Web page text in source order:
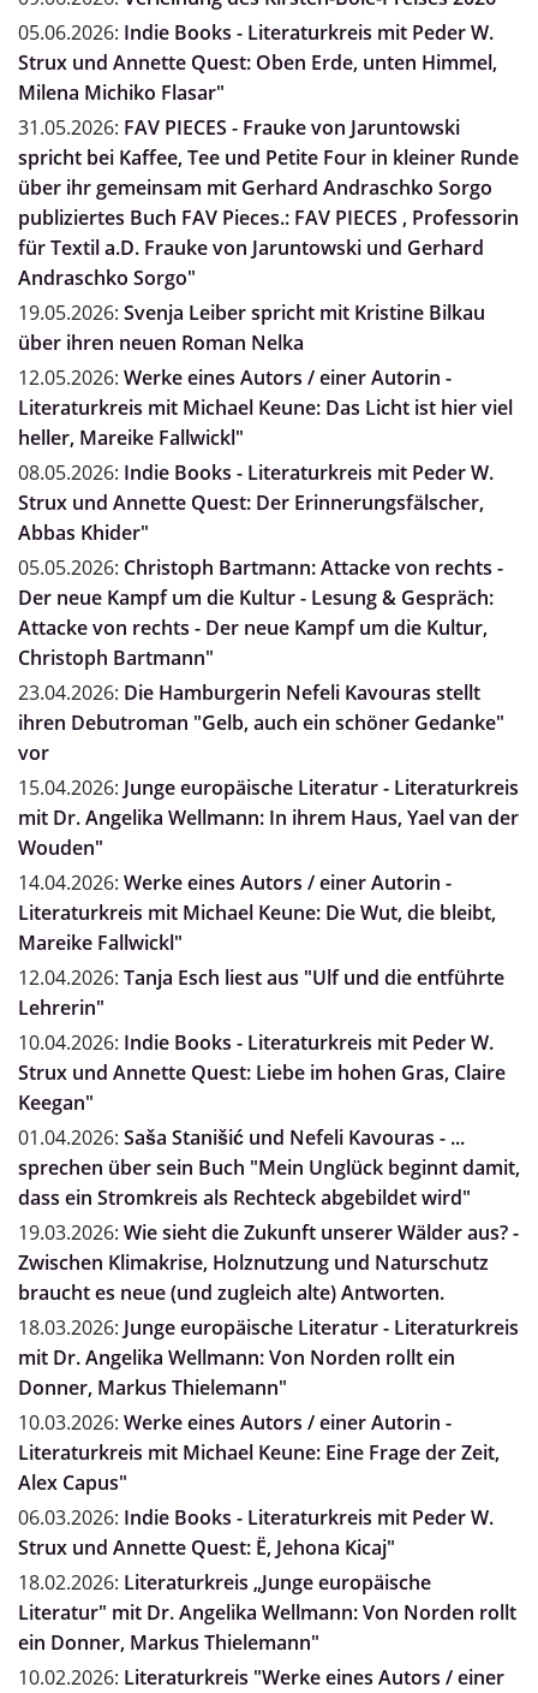
05.06.2026: Indie Books - Literaturkreis mit Peder W.
Strux und Annette Quest: Oben Erde, unten Himmel,
Milena Michiko Flasar"
31.05.2026: FAV PIECES - Frauke von Jaruntowski
spricht bei Kaffee, Tee und Petite Four in kleiner Runde
über ihr gemeinsam mit Gerhard Andraschko Sorgo
publiziertes Buch FAV Pieces.: FAV PIECES , Professorin
für Textil a.D. Frauke von Jaruntowski und Gerhard
Andraschko Sorgo"
19.05.2026: Svenja Leiber spricht mit Kristine Bilkau
über ihren neuen Roman Nelka
12.05.2026: Werke eines Autors / einer Autorin -
Literaturkreis mit Michael Keune: Das Licht ist hier viel
heller, Mareike Fallwickl"
08.05.2026: Indie Books - Literaturkreis mit Peder W.
Strux und Annette Quest: Der Erinnerungsfälscher,
Abbas Khider"
05.05.2026: Christoph Bartmann: Attacke von rechts -
Der neue Kampf um die Kultur - Lesung & Gespräch:
Attacke von rechts - Der neue Kampf um die Kultur,
Christoph Bartmann"
23.04.2026: Die Hamburgerin Nefeli Kavouras stellt
ihren Debutroman "Gelb, auch ein schöner Gedanke"
vor
15.04.2026: Junge europäische Literatur - Literaturkreis
mit Dr. Angelika Wellmann: In ihrem Haus, Yael van der
Wouden"
14.04.2026: Werke eines Autors / einer Autorin -
Literaturkreis mit Michael Keune: Die Wut, die bleibt,
Mareike Fallwickl"
12.04.2026: Tanja Esch liest aus "Ulf und die entführte
Lehrerin"
10.04.2026: Indie Books - Literaturkreis mit Peder W.
Strux und Annette Quest: Liebe im hohen Gras, Claire
Keegan"
01.04.2026: Saša Stanišić und Nefeli Kavouras - ...
sprechen über sein Buch "Mein Unglück beginnt damit,
dass ein Stromkreis als Rechteck abgebildet wird"
19.03.2026: Wie sieht die Zukunft unserer Wälder aus? -
Zwischen Klimakrise, Holznutzung und Naturschutz
braucht es neue (und zugleich alte) Antworten.
18.03.2026: Junge europäische Literatur - Literaturkreis
mit Dr. Angelika Wellmann: Von Norden rollt ein
Donner, Markus Thielemann"
10.03.2026: Werke eines Autors / einer Autorin -
Literaturkreis mit Michael Keune: Eine Frage der Zeit,
Alex Capus"
06.03.2026: Indie Books - Literaturkreis mit Peder W.
Strux und Annette Quest: Ë, Jehona Kicaj"
18.02.2026: Literaturkreis „Junge europäische
Literatur" mit Dr. Angelika Wellmann: Von Norden rollt
ein Donner, Markus Thielemann"
10.02.2026: Literaturkreis "Werke eines Autors / einer